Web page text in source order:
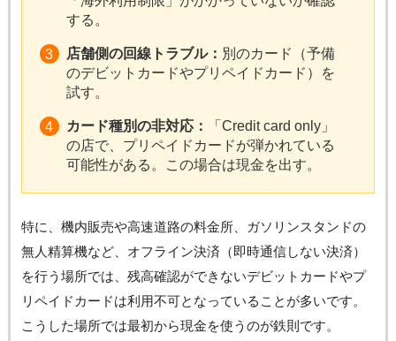
する。
店舗側の回線トラブル： 別のカード（予備
のデビットカードやプリペイドカード）を
試す。
カード種別の非対応：
「Credit card only」
の店で、プリペイドカードが弾かれている
可能性がある。この場合は現金を出す。
特に、機内販売や高速道路の料金所、ガソリンスタンドの
無人精算機など、オフライン決済（即時通信しない決済）
を行う場所では、残高確認ができないデビットカードやプ
リペイドカードは利用不可となっていることが多いです。
こうした場所では最初から現金を使うのが鉄則です。